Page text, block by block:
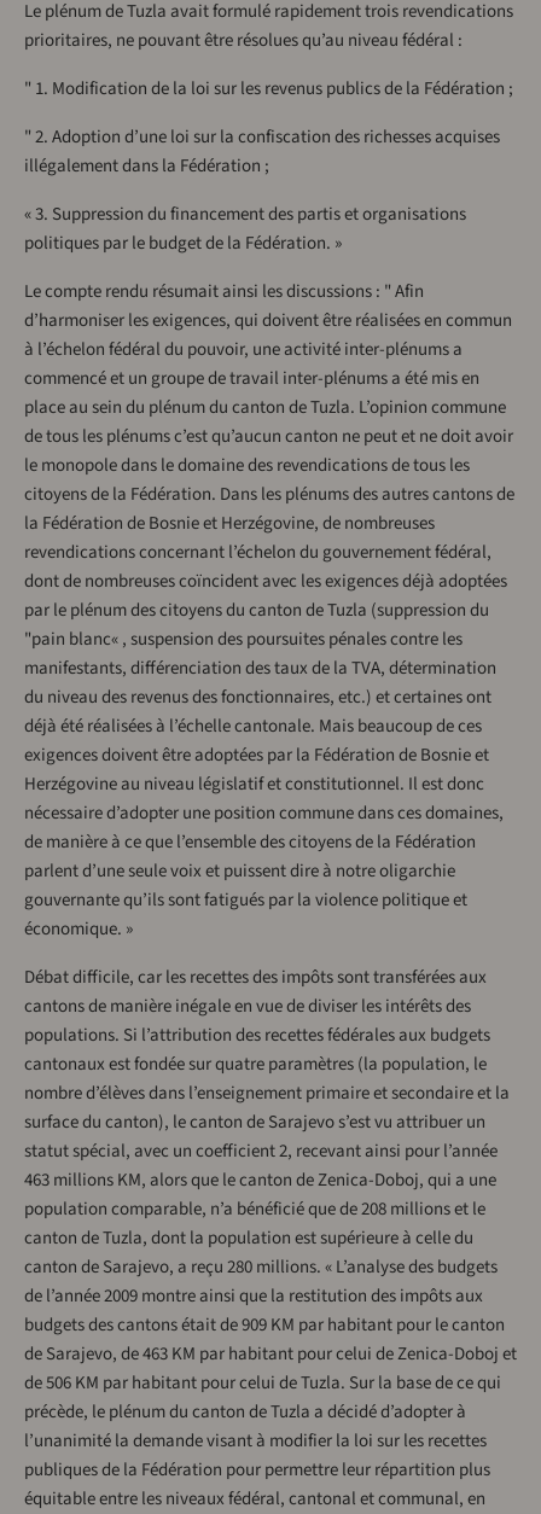
Le plénum de Tuzla avait formulé rapidement trois revendications
prioritaires, ne pouvant être résolues qu’au niveau fédéral :
" 1. Modification de la loi sur les revenus publics de la Fédération ;
" 2. Adoption d’une loi sur la confiscation des richesses acquises
illégalement dans la Fédération ;
« 3. Suppression du financement des partis et organisations
politiques par le budget de la Fédération. »
Le compte rendu résumait ainsi les discussions : " Afin
d’harmoniser les exigences, qui doivent être réalisées en commun
à l’échelon fédéral du pouvoir, une activité inter-plénums a
commencé et un groupe de travail inter-plénums a été mis en
place au sein du plénum du canton de Tuzla. L’opinion commune
de tous les plénums c’est qu’aucun canton ne peut et ne doit avoir
le monopole dans le domaine des revendications de tous les
citoyens de la Fédération. Dans les plénums des autres cantons de
la Fédération de Bosnie et Herzégovine, de nombreuses
revendications concernant l’échelon du gouvernement fédéral,
dont de nombreuses coïncident avec les exigences déjà adoptées
par le plénum des citoyens du canton de Tuzla (suppression du
"pain blanc« , suspension des poursuites pénales contre les
manifestants, différenciation des taux de la TVA, détermination
du niveau des revenus des fonctionnaires, etc.) et certaines ont
déjà été réalisées à l’échelle cantonale. Mais beaucoup de ces
exigences doivent être adoptées par la Fédération de Bosnie et
Herzégovine au niveau législatif et constitutionnel. Il est donc
nécessaire d’adopter une position commune dans ces domaines,
de manière à ce que l’ensemble des citoyens de la Fédération
parlent d’une seule voix et puissent dire à notre oligarchie
gouvernante qu’ils sont fatigués par la violence politique et
économique. »
Débat difficile, car les recettes des impôts sont transférées aux
cantons de manière inégale en vue de diviser les intérêts des
populations. Si l’attribution des recettes fédérales aux budgets
cantonaux est fondée sur quatre paramètres (la population, le
nombre d’élèves dans l’enseignement primaire et secondaire et la
surface du canton), le canton de Sarajevo s’est vu attribuer un
statut spécial, avec un coefficient 2, recevant ainsi pour l’année
463 millions KM, alors que le canton de Zenica-Doboj, qui a une
population comparable, n’a bénéficié que de 208 millions et le
canton de Tuzla, dont la population est supérieure à celle du
canton de Sarajevo, a reçu 280 millions. « L’analyse des budgets
de l’année 2009 montre ainsi que la restitution des impôts aux
budgets des cantons était de 909 KM par habitant pour le canton
de Sarajevo, de 463 KM par habitant pour celui de Zenica-Doboj et
de 506 KM par habitant pour celui de Tuzla. Sur la base de ce qui
précède, le plénum du canton de Tuzla a décidé d’adopter à
l’unanimité la demande visant à modifier la loi sur les recettes
publiques de la Fédération pour permettre leur répartition plus
équitable entre les niveaux fédéral, cantonal et communal, en